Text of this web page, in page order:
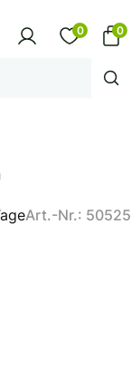
0 0
Art.-Nr.: 50525